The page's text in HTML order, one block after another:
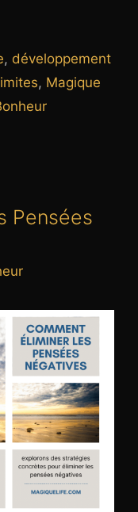
, développement
, Magique
Pensées